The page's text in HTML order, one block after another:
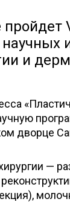
и
дворце
—